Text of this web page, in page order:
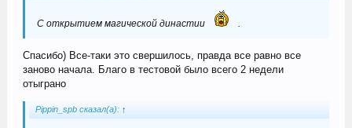
С открытием магической династии
Спасибо) Все-таки это свершилось, правда все равно все
заново начала. Благо в тестовой было всего 2 недели
отыграно
Pippin_spb сказал(а): ↑